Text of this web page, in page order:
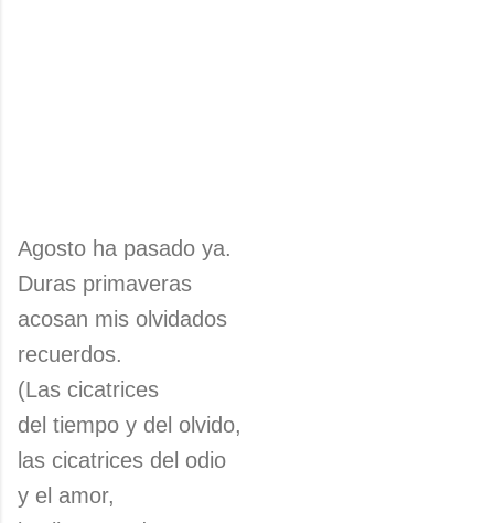
Agosto ha pasado ya.
Duras primaveras
acosan mis olvidados
recuerdos.
(Las cicatrices
del tiempo y del olvido,
las cicatrices del odio
y el amor,